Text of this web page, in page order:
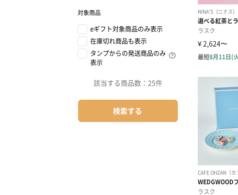
対象商品
eギフト対象商品のみ表示
在庫切れ商品も表示
タンプからの発送商品のみ
表示
該当する商品数： 25件
検索する